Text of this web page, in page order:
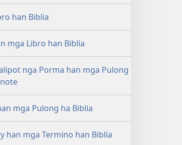
o
nga
Kalibotan
nga
Hubad
han
han Biblia
mga Libro han Biblia
nga Porma han mga Pulong
mga Pulong ha Biblia
han mga Termino han Biblia